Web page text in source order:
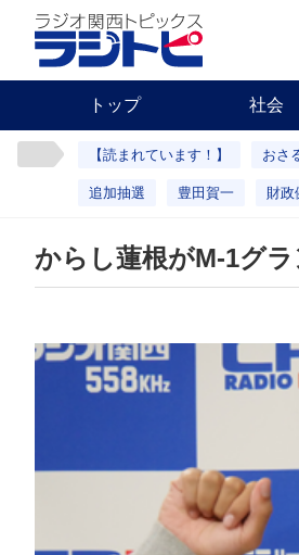
トップ 社会
【読まれています！】 おさ
追加抽選 豊田賀一 財政
からし蓮根がM-1グ